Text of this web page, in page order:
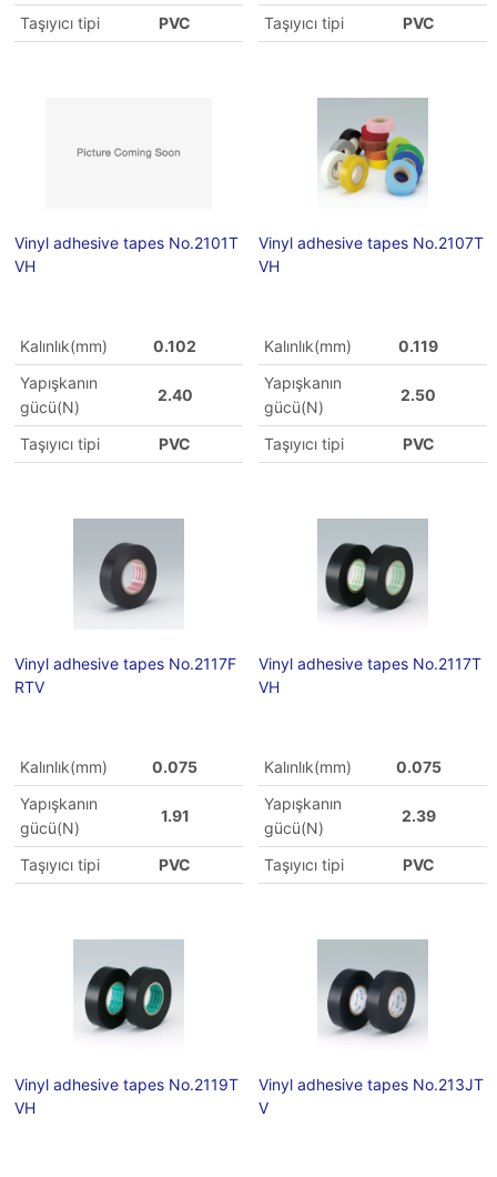
Taşıyıcı tipi PVC Taşıyıcı tipi PVC
Vinyl adhesive tapes No.2101T
VH
Kalınlık(mm)
0.102
Yapışkanın
gücü(N)
2.40
Taşıyıcı tipi PVC
Vinyl adhesive tapes No.2107T
VH
Kalınlık(mm)
0.119
Yapışkanın
gücü(N)
2.50
Taşıyıcı tipi PVC
Vinyl adhesive tapes No.2117F
RTV
Kalınlık(mm)
0.075
Yapışkanın
gücü(N)
1.91
Taşıyıcı tipi PVC
Vinyl adhesive tapes No.2117T
VH
Kalınlık(mm)
0.075
Yapışkanın
gücü(N)
2.39
Taşıyıcı tipi PVC
Vinyl adhesive tapes No.2119T
VH
Vinyl adhesive tapes No.213JT
V